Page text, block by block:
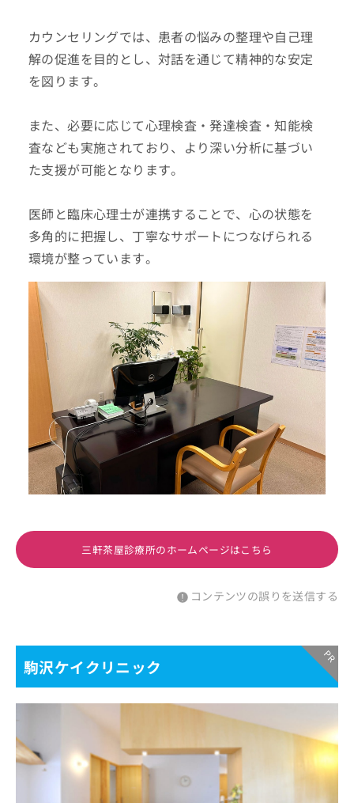
カウンセリングでは、患者の悩みの整理や自己理
解の促進を目的とし、対話を通じて精神的な安定
を図ります。
また、必要に応じて心理検査・発達検査・知能検
査なども実施されており、より深い分析に基づい
た支援が可能となります。
医師と臨床心理士が連携することで、心の状態を
多角的に把握し、丁寧なサポートにつなげられる
環境が整っています。
三軒茶屋診療所のホームページはこちら
コンテンツの誤りを送信する
駒沢ケイクリニック